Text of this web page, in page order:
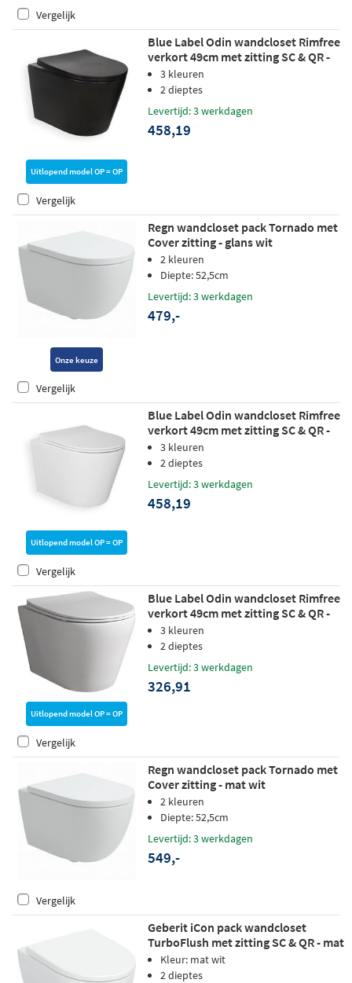
Vergelijk
Uitlopend model OP = OP
Blue Label Odin wandcloset Rimfree
verkort 49cm met zitting SC & QR -
mat zwart
3 kleuren
2 dieptes
Levertijd: 3 werkdagen
458,19
Vergelijk
Onze keuze
Regn wandcloset pack Tornado met
Cover zitting - glans wit
2 kleuren
Diepte: 52,5cm
Levertijd: 3 werkdagen
479,-
Vergelijk
Uitlopend model OP = OP
Blue Label Odin wandcloset Rimfree
verkort 49cm met zitting SC & QR -
mat wit
3 kleuren
2 dieptes
Levertijd: 3 werkdagen
458,19
Vergelijk
Uitlopend model OP = OP
Blue Label Odin wandcloset Rimfree
verkort 49cm met zitting SC & QR -
glans wit
3 kleuren
2 dieptes
Levertijd: 3 werkdagen
326,91
Vergelijk
Regn wandcloset pack Tornado met
Cover zitting - mat wit
2 kleuren
Diepte: 52,5cm
Levertijd: 3 werkdagen
549,-
Vergelijk
Geberit iCon pack wandcloset
TurboFlush met zitting SC & QR - mat
witKleur: mat wit
2 dieptes